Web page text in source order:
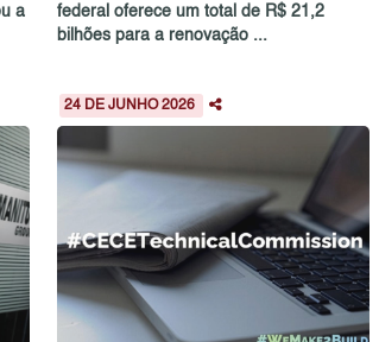
a
federal oferece um total de R$ 21,2
bilhões para a renovação ...
24 DE JUNHO 2026